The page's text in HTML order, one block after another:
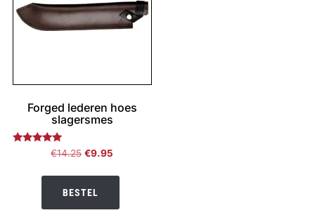
Forged lederen hoes
slagersmes
Gewaardeerd
€14.25 Oorspronkelijke
€14.25.
€9.95
BESTEL